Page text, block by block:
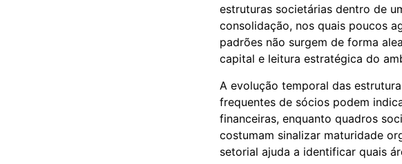
estruturas societárias dentro de
consolidação, nos quais poucos
padrões não surgem de forma
capital e leitura estratégica do
A evolução temporal das
frequentes de sócios podem
financeiras, enquanto quadros
costumam sinalizar maturidade
setorial ajuda a identificar quais